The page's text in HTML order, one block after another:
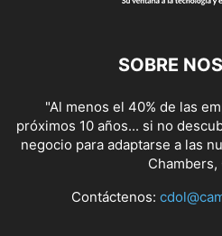
SOBRE
"Al menos el 40% de las
próximos 10 años... si no
negocio para adaptarse a las
Chambers,
Contáctenos: